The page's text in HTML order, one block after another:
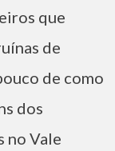
que
de
de como
dos
​​no Vale